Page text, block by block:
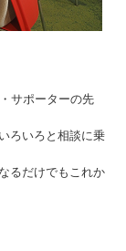
サポーターの先
ろいろと相談に乗
るだけでもこれか